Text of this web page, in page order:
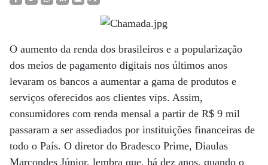
O aumento da renda dos brasileiros e a popularização
dos meios de pagamento digitais nos últimos anos
levaram os bancos a aumentar a gama de produtos e
serviços oferecidos aos clientes vips. Assim,
consumidores com renda mensal a partir de R$ 9 mil
passaram a ser assediados por instituições financeiras de
todo o País. O diretor do Bradesco Prime, Diaulas
Marcondes Júnior, lembra que, há dez anos, quando o